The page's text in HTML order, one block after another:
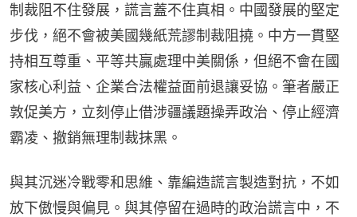
制裁阻不住發展，謊言蓋不住真相。中國發展的堅定
步伐，絕不會被美國幾紙荒謬制裁阻撓。中方一貫堅
持相互尊重、平等共贏處理中美關係，但絕不會在國
家核心利益、企業合法權益面前退讓妥協。筆者嚴正
敦促美方，立刻停止借涉疆議題操弄政治、停止經濟
霸凌、撤銷無理制裁抹黑。
與其沉迷冷戰零和思維、靠編造謊言製造對抗，不如
放下傲慢與偏見。與其停留在過時的政治謊言中，不